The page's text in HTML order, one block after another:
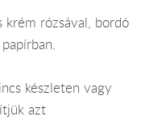
krém rózsával, bordó
készleten vagy
azt